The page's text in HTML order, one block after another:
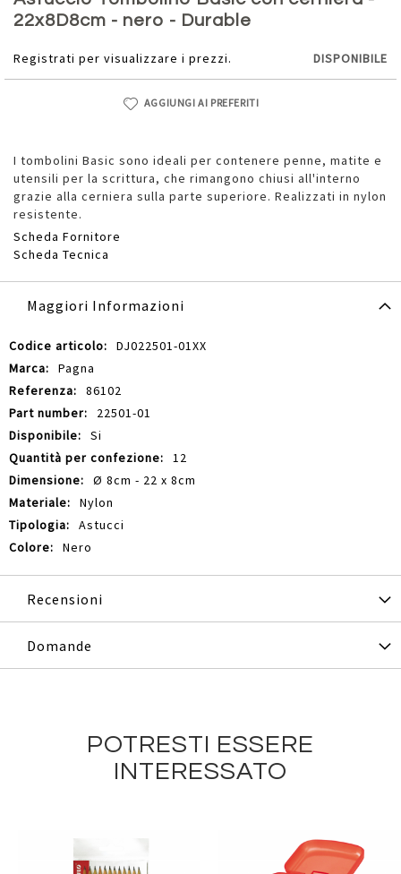
22x8D8cm - nero - Durable
Registrati per visualizzare i prezzi. DISPONIBILE
AGGIUNGI AI PREFERITI
I tombolini Basic sono ideali per contenere penne, matite e
utensili per la scrittura, che rimangono chiusi all'interno
grazie alla cerniera sulla parte superiore. Realizzati in nylon
resistente.
Scheda Fornitore
Scheda Tecnica
della
galleria
immagini
Maggiori Informazioni
Maggiori
Informazioni
DJ022501-01XX
Pagna
86102
22501-01
Si
12
Ø 8cm - 22 x 8cm
Nylon
Astucci
Nero
Recensioni
Domande
POTRESTI ESSERE
INTERESSATO